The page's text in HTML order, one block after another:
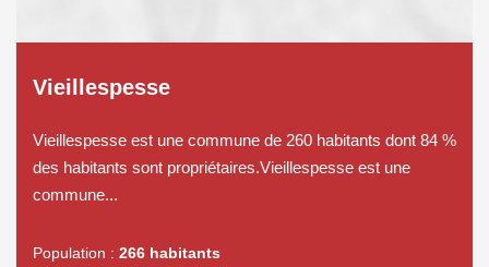
Vieillespesse
Vieillespesse est une commune de 260 habitants dont 84 %
des habitants sont propriétaires.Vieillespesse est une
commune...
Population : 266 habitants